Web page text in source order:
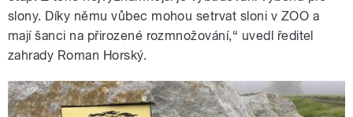
slony. Díky němu vůbec mohou setrvat sloni v ZOO a
mají šanci na přirozené rozmnožování,“ uvedl ředitel
zahrady Roman Horský.